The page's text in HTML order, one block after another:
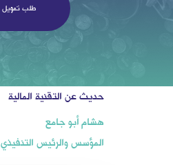
طلب تمويل
حديث عن التقنية المالية
هشام أبو جامع
المؤسس والرئيس التنفيذي